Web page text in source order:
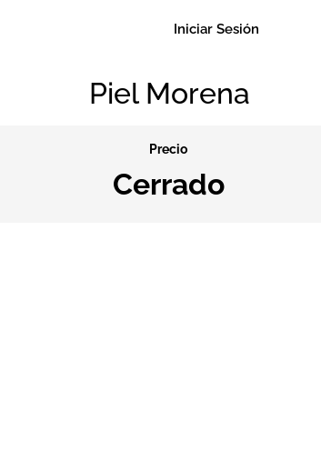
Iniciar Sesión
Piel Morena
Precio
Cerrado